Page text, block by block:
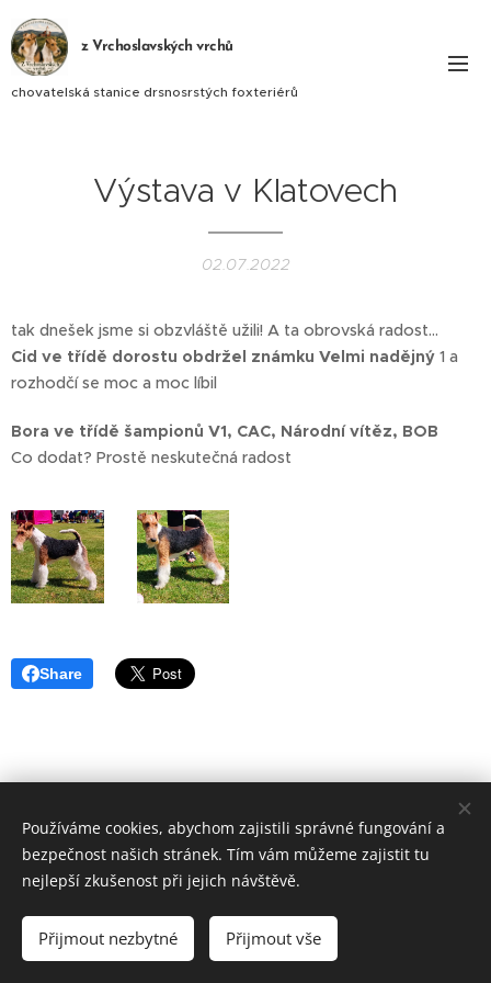
z Vrchoslavských vrchů
chovatelská stanice drsnosrstých foxteriérů
Výstava v Klatovech
02.07.2022
tak dnešek jsme si obzvláště užili! A ta obrovská radost...
Cid ve třídě dorostu obdržel známku Velmi nadějný 1 a
rozhodčí se moc a moc líbil 😀
Bora ve třídě šampionů V1, CAC, Národní vítěz, BOB 🏆
Co dodat? Prostě neskutečná radost ❤️
Share
Vytvořeno službou Cookies
Používáme cookies, abychom zajistili správné fungování a
bezpečnost našich stránek. Tím vám můžeme zajistit tu
nejlepší zkušenost při jejich návštěvě.
Přijmout nezbytné Přijmout vše